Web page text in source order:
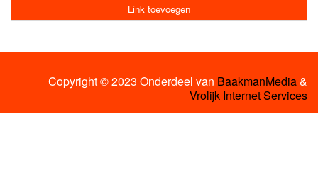
Link toevoegen
Copyright © 2023 Onderdeel van BaakmanMedia&
Vrolijk Internet Services